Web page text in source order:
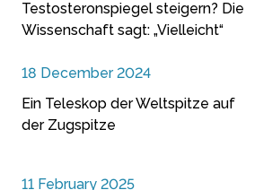
Testosteronspiegel steigern? Die
Wissenschaft sagt: „Vielleicht“
18 December 2024
Ein Teleskop der Weltspitze auf
der Zugspitze
11 February 2025